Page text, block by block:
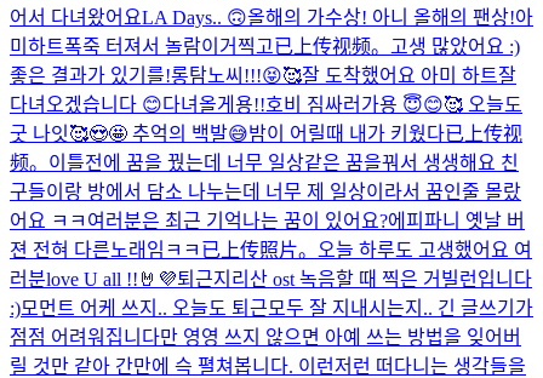
어서 다녀왔어요LA Days.. 🙃올해의 가수상! 아니 올해의 팬상!아
미하트폭죽 터져서 놀람이거찍고已上传视频。
고생 많았어요 :)
좋은 결과가 있기를!롱탐노씨!!!😝🥰잘 도착했어요 아미 하트잘
다녀오겠습니다 😊다녀올게용!!호비 짐싸러가용 😇😊🥰 오늘도
굿 나잇🥰😍🤩 추억의 백발😅밤이 어릴때 내가 키웠다已上传视
频。 이틀전에 꿈을 꿨는데 너무 일상같은 꿈을꿔서 생생해요 친
구들이랑 방에서 담소 나누는데 너무 제 일상이라서 꿈인줄 몰랐
어요 ㅋㅋ 여러분은 최근 기억나는 꿈이 있어요?에피파니 옛날 버
젼 전혀 다른노래임ㅋㅋ 已上传照片。
오늘 하루도 고생했어요 여
러분love U all !!🤘💜퇴근지리산 ost 녹음할 때 찍은 거 빌런입니다
:)모먼트 어케 쓰지.. 오늘도 퇴근모두 잘 지내시는지.. 긴 글쓰기가
점점 어려워집니다만 영영 쓰지 않으면 아예 쓰는 방법을 잊어버
릴 것만 같아 간만에 슥 펼쳐봅니다. 이런저런 떠다니는 생각들을